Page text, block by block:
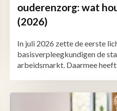
ouderenzorg: wat
(2026)
In juli 2026 zette de eerste
basisverpleegkundigen de
arbeidsmarkt. Daarmee